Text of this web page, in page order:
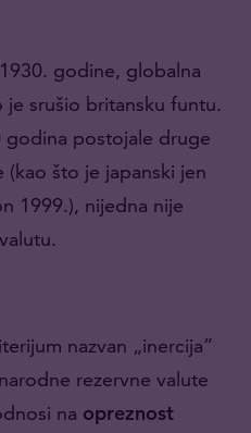
godine, globalna
je srušio britansku funtu.
postojale druge
(kao što je japanski jen
1999.), nijedna nije
nazvan „inercija”
rezervne valute
na opreznost